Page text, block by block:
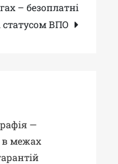
– безоплатні
статусом ВПО
—
в межах